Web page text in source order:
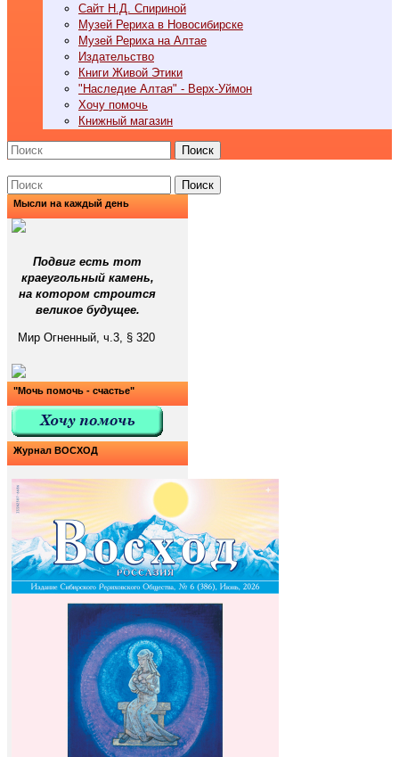
Сайт Н.Д. Спириной
Музей Рериха в Новосибирске
Музей Рериха на Алтае
Издательство
Книги Живой Этики
"Наследие Алтая" - Верх-Уймон
Хочу помочь
Книжный магазин
Поиск
Поиск
Мысли на каждый день
Подвиг есть тот
краеугольный камень,
на котором строится
великое будущее.
Мир Огненный, ч.3, § 320
"Мочь помочь - счастье"
Журнал ВОСХОД